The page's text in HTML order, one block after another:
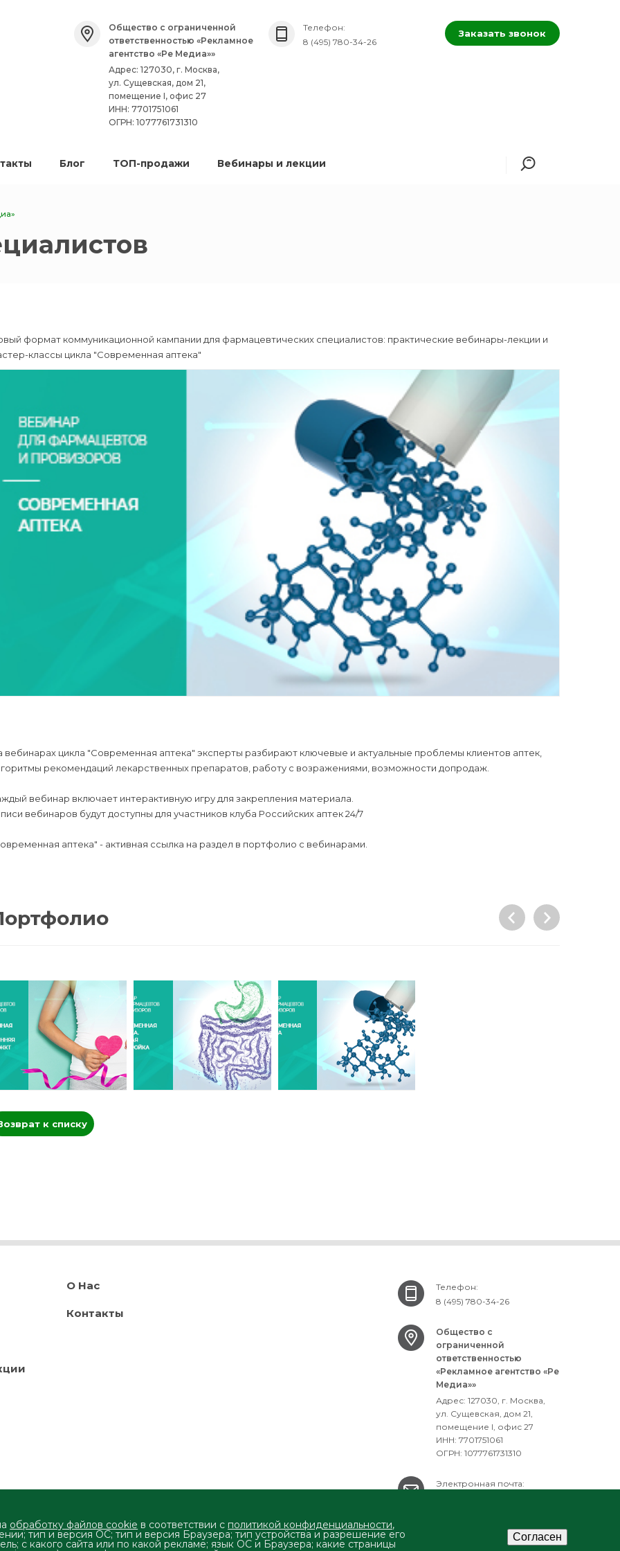
Блог ТОП-продажи Вебинары и лекции
Общество с ограниченной
ответственностью «Рекламное
агентство «Ре Медиа»»
Адрес: 127030, г. Москва,
ул. Сущевская, дом 21,
помещение I, офис 27
ИНН: 7701751061
ОГРН: 1077761731310
Телефон:
8 (495) 780-34-26
Заказать звонок
формат коммуникационной кампании для фармацевтических специалистов: практические вебинары-лекции и
классы цикла "Современная аптека"
вебинарах цикла "Современная аптека" эксперты разбирают ключевые и актуальные проблемы клиентов аптек,
рекомендаций лекарственных препаратов, работу с возражениями, возможности допродаж.
вебинар включает интерактивную игру для закрепления материала.
вебинаров будут доступны для участников клуба Российских аптек 24/7
аптека" - активная ссылка на раздел в портфолио с вебинарами.
к списку
О Нас
Контакты
Телефон:
8 (495) 780-34-26
Общество с
ограниченной
ответственностью
«Рекламное агентство «Ре
Медиа»»
Адрес: 127030, г. Москва,
ул. Сущевская, дом 21,
помещение I, офис 27
ИНН: 7701751061
ОГРН: 1077761731310
Электронная почта:
обработку файлов cookie в соответствии с политикой конфиденциальности,
тип и версия ОС; тип и версия Браузера; тип устройства и разрешение его
с какого сайта или по какой рекламе; язык ОС и Браузера; какие страницы
Согласен